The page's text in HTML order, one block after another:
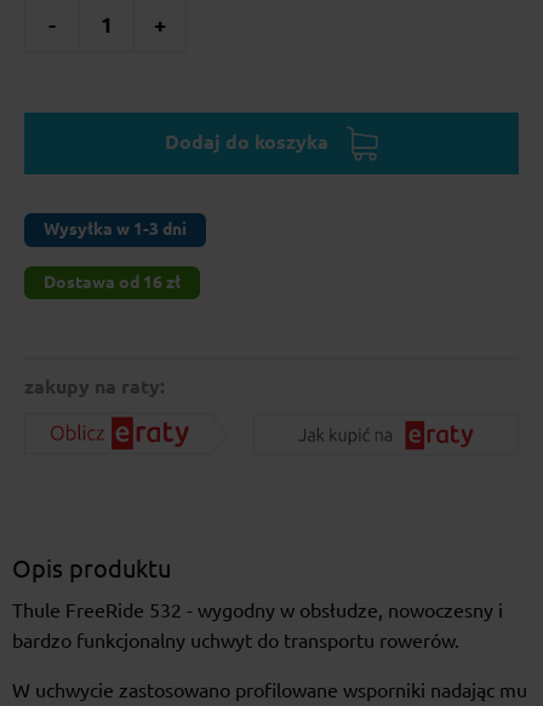
- 1 +
Dodaj do koszyka
Wysyłka w 1-3 dni
Dostawa od 16 zł
zakupy na raty:
Opis produktu
Thule FreeRide 532 - wygodny w obsłudze, nowoczesny i
bardzo funkcjonalny uchwyt do transportu rowerów.
W uchwycie zastosowano profilowane wsporniki nadając mu